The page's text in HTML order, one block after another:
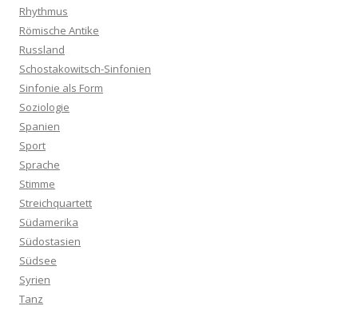
Rhythmus
Römische Antike
Russland
Schostakowitsch-Sinfonien
Sinfonie als Form
Soziologie
Spanien
Sport
Sprache
Stimme
Streichquartett
Südamerika
Südostasien
Südsee
Syrien
Tanz